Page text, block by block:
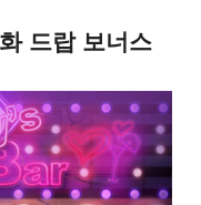
드랍 보너스